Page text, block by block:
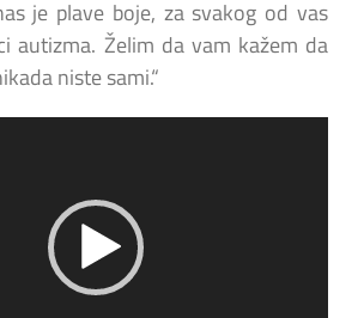
je plave boje, za svakog od vas
autizma. Želim da vam kažem da
niste sami.“